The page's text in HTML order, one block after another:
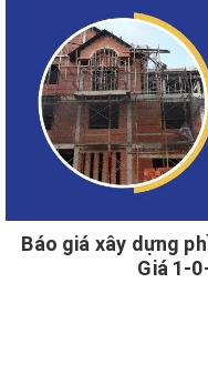
Báo giá xây dựng
Giá 1-